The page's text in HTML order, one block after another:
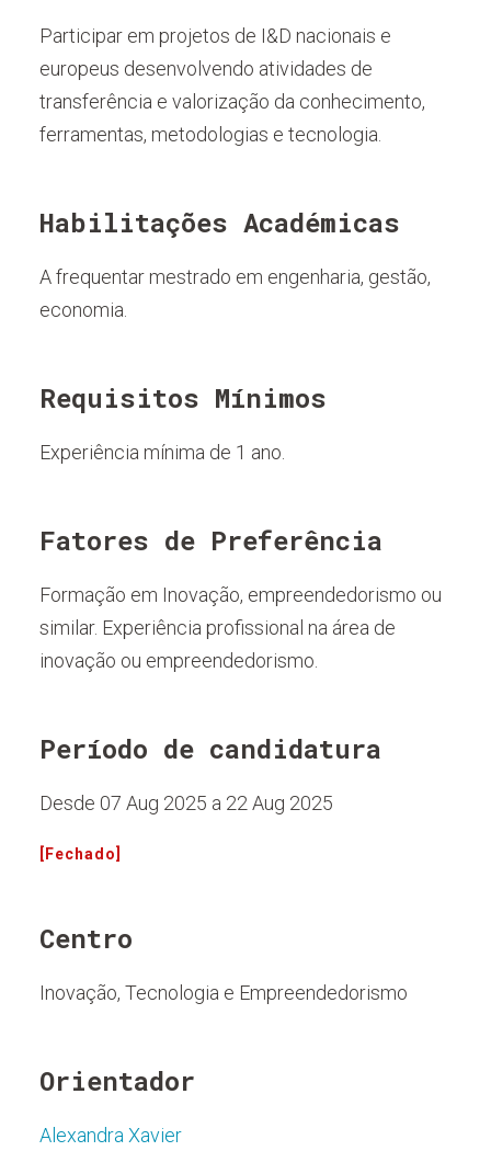
Participar em projetos de I&D nacionais e
europeus desenvolvendo atividades de
transferência e valorização da conhecimento,
ferramentas, metodologias e tecnologia.
Habilitações Académicas
A frequentar mestrado em engenharia, gestão,
economia.
Requisitos Mínimos
Experiência mínima de 1 ano.
Fatores de Preferência
Formação em Inovação, empreendedorismo ou
similar. Experiência profissional na área de
inovação ou empreendedorismo.
Período de candidatura
Desde 07 Aug 2025 a 22 Aug 2025
[Fechado]
Centro
Inovação, Tecnologia e Empreendedorismo
Orientador
Alexandra Xavier